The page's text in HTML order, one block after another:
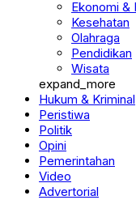
Ekonomi &
Kesehatan
Olahraga
Pendidikan
Wisata
expand_more
Hukum & Kriminal
Peristiwa
Politik
Opini
Pemerintahan
Video
Advertorial